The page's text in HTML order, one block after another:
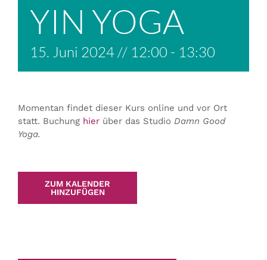
YIN YOGA
15. Juni 2024 // 12:00 - 13:30
Momentan findet dieser Kurs online und vor Ort
statt. Buchung hierüber das Studio Damn Good
Yoga.
ZUM KALENDER
HINZUFÜGEN